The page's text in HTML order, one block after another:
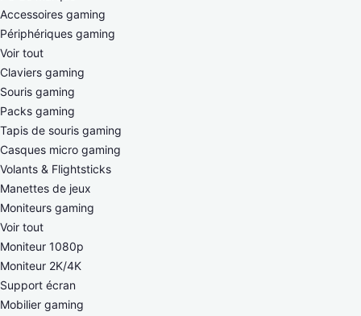
Accessoires gaming
Périphériques gaming
Voir tout
Claviers gaming
Souris gaming
Packs gaming
Tapis de souris gaming
Casques micro gaming
Volants & Flightsticks
Manettes de jeux
Moniteurs gaming
Voir tout
Moniteur 1080p
Moniteur 2K/4K
Support écran
Mobilier gaming